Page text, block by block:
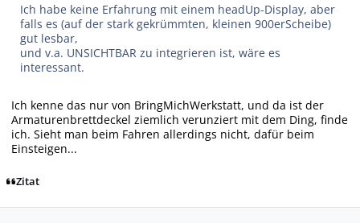
Ich habe keine Erfahrung mit einem headUp-Display, aber
falls es (auf der stark gekrümmten, kleinen 900erScheibe)
gut lesbar,
und v.a. UNSICHTBAR zu integrieren ist, wäre es
interessant.
Ich kenne das nur von BringMichWerkstatt, und da ist der
Armaturenbrettdeckel ziemlich verunziert mit dem Ding, finde
ich. Sieht man beim Fahren allerdings nicht, dafür beim
Einsteigen...
Zitat